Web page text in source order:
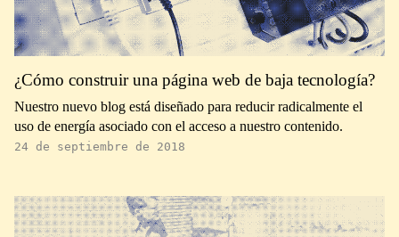
¿Cómo construir una página web de baja tecnología?
Nuestro nuevo blog está diseñado para reducir radicalmente el
uso de energía asociado con el acceso a nuestro contenido.
24 de septiembre de 2018